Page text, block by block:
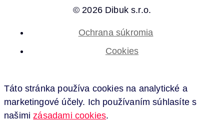
© 2026 Dibuk s.r.o.
Ochrana súkromia
Cookies
Táto stránka používa cookies na analytické a
marketingové účely. Ich používaním súhlasíte s
našimizásadami cookies.